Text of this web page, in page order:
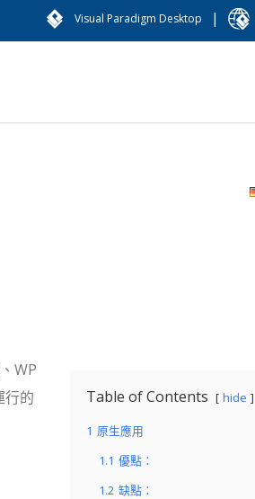
Visual Paradigm Desktop |
Table of Contents hide
1 原生應用
1.1 優點：
1.2 缺點：
WP
行的